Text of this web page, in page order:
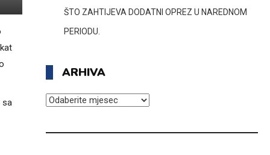
sa
ŠTO ZAHTIJEVA DODATNI OPREZ U NAREDNOM
PERIODU.
ARHIVA
ARHIVA